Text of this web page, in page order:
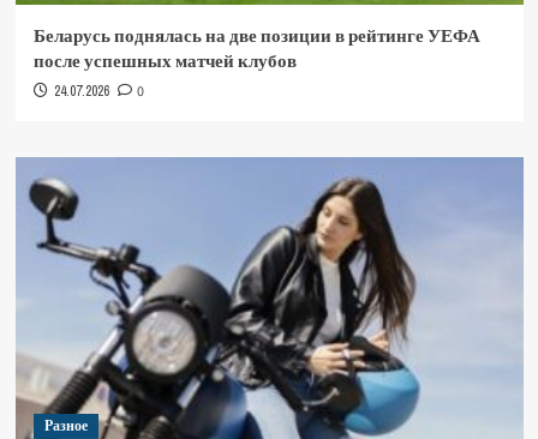
Беларусь поднялась на две позиции в рейтинге УЕФА
после успешных матчей клубов
24.07.2026 0
Разное